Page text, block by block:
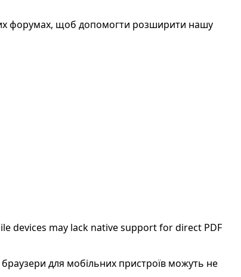
форумах, щоб допомогти розширити нашу
devices may lack native support for direct PDF
браузери для мобільних пристроїв можуть не